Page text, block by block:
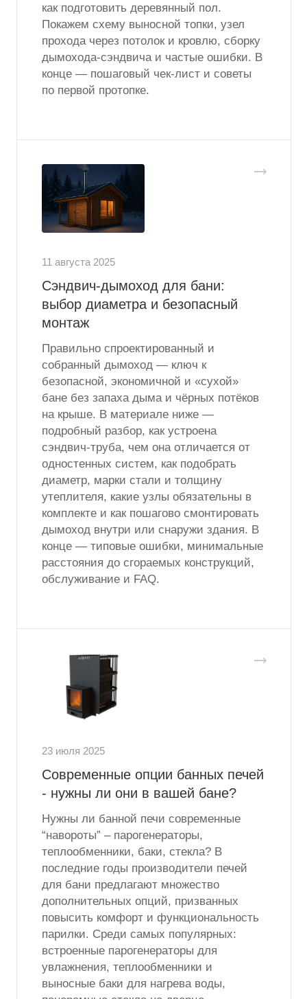
как подготовить деревянный пол.
Покажем схему выносной топки, узел
прохода через потолок и кровлю, сборку
дымохода-сэндвича и частые ошибки. В
конце — пошаговый чек-лист и советы
по первой протопке.
11 августа 2025
Сэндвич-дымоход для бани:
выбор диаметра и безопасный
монтаж
Правильно спроектированный и
собранный дымоход — ключ к
безопасной, экономичной и «сухой»
бане без запаха дыма и чёрных потёков
на крыше. В материале ниже —
подробный разбор, как устроена
сэндвич-труба, чем она отличается от
одностенных систем, как подобрать
диаметр, марки стали и толщину
утеплителя, какие узлы обязательны в
комплекте и как пошагово смонтировать
дымоход внутри или снаружи здания. В
конце — типовые ошибки, минимальные
расстояния до сгораемых конструкций,
обслуживание и FAQ.
23 июля 2025
Современные опции банных печей
- нужны ли они в вашей бане?
Нужны ли банной печи современные
“навороты” – парогенераторы,
теплообменники, баки, стекла? В
последние годы производители печей
для бани предлагают множество
дополнительных опций, призванных
повысить комфорт и функциональность
парилки. Среди самых популярных:
встроенные парогенераторы для
увлажнения, теплообменники и
выносные баки для нагрева воды,